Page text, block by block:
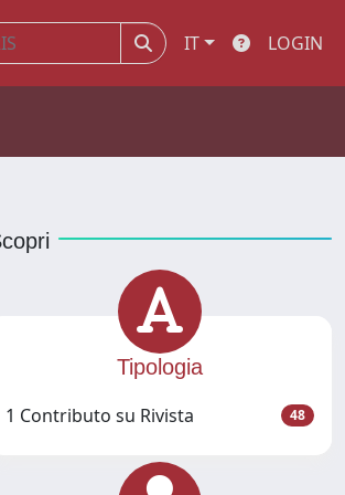
IT LOGIN
Tipologia
1 Contributo su Rivista
48